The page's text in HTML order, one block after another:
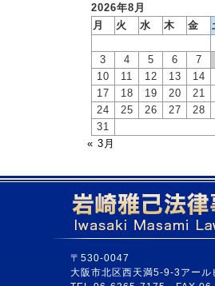
2026年8月
月
火 水 木 金
3
4 5 6 7
10
11 12 13 14
17
18 19 20 21
24
25 26 27 28
31
« 3月
〒530-0047
大阪市北区西天満5-9-3アール